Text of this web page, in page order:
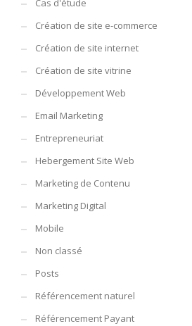
Cas d'étude
Création de site e-commerce
Création de site internet
Création de site vitrine
Développement Web
Email Marketing
Entrepreneuriat
Hebergement Site Web
Marketing de Contenu
Marketing Digital
Mobile
Non classé
Posts
Référencement naturel
Référencement Payant